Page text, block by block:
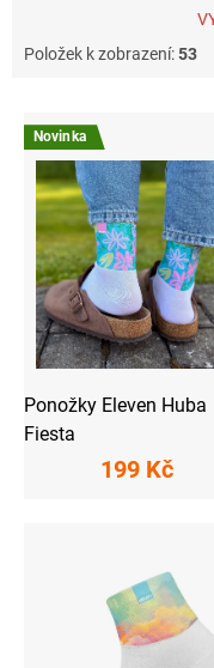
Položek k zobrazení:53
Novinka
Ponožky Eleven Huba
Fiesta
199 Kč